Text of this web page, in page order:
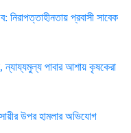
নিরাপত্তাহীনতায় প্রবাসী সাবেক
ন্যায্যমুল্য পাবার আশায় কৃষকেরা
উপর হামলার অভিযোগ